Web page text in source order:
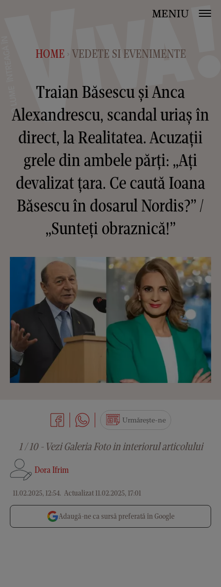
MENIU
HOME > VEDETE SI EVENIMENTE
Traian Băsescu și Anca
Alexandrescu, scandal uriaș în
direct, la Realitatea. Acuzații
grele din ambele părți: „Ați
devalizat țara. Ce caută Ioana
Băsescu în dosarul Nordis?” /
„Sunteți obraznică!”
Dora Ifrim
11.02.2025, 12:54. Actualizat 11.02.2025, 17:01
Urmărește-ne
1 / 10 - Vezi Galeria Foto in interiorul articolului
Adaugă-ne ca sursă preferată în Google